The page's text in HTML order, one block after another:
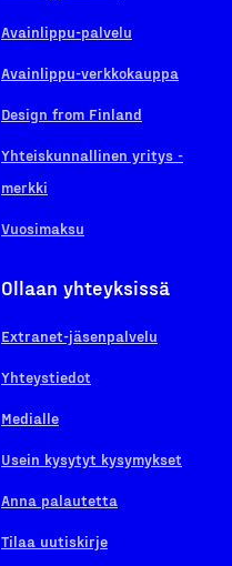
Avainlippu-palvelu
Avainlippu-verkkokauppa
Design from Finland
Yhteiskunnallinen yritys -
merkki
Vuosimaksu
Ollaan yhteyksissä
Extranet-jäsenpalvelu
Yhteystiedot
Medialle
Usein kysytyt kysymykset
Anna palautetta
Tilaa uutiskirje